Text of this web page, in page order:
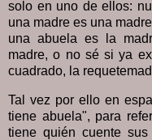
solo en uno de ellos:
una madre es una
una abuela es la
madre, o no sé si ya
cuadrado, la
Tal vez por ello en
tiene abuela", para
tiene quién cuente